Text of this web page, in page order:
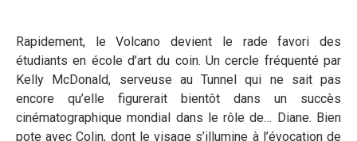
Rapidement, le Volcano devient le rade favori des
étudiants en école d’art du coin. Un cercle fréquenté par
Kelly McDonald, serveuse au Tunnel qui ne sait pas
encore qu’elle figurerait bientôt dans un succès
cinématographique mondial dans le rôle de… Diane. Bien
pote avec Colin, dont le visage s’illumine à l’évocation de